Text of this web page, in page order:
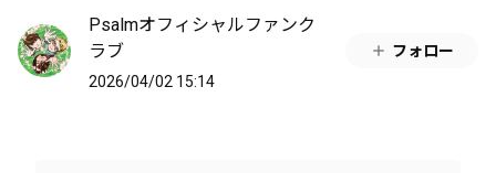
Psalmオフィシャルファンク
ラブ
2026/04/02 15:14
フォロー